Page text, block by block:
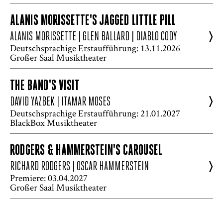
ALANIS MORISSETTE'S JAGGED LITTLE PILL
ALANIS MORISSETTE | GLEN BALLARD | DIABLO CODY
Deutschsprachige Erstaufführung: 13.11.2026
Großer Saal Musiktheater
>
THE BAND'S VISIT
DAVID YAZBEK | ITAMAR MOSES
Deutschsprachige Erstaufführung: 21.01.2027
BlackBox Musiktheater
>
RODGERS & HAMMERSTEIN'S CAROUSEL
RICHARD RODGERS | OSCAR HAMMERSTEIN
Premiere: 03.04.2027
Großer Saal Musiktheater
>